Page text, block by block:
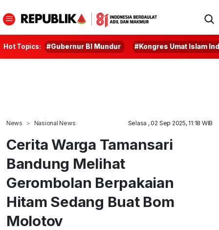
Hot Topics: #Gubernur BI Mundur #Kongres Umat Islam
News Nasional News Selasa , 02 Sep 2025, 11:18 WIB
Cerita Warga Tamansari
Bandung Melihat
Gerombolan Berpakaian
Hitam Sedang Buat Bom
Molotov